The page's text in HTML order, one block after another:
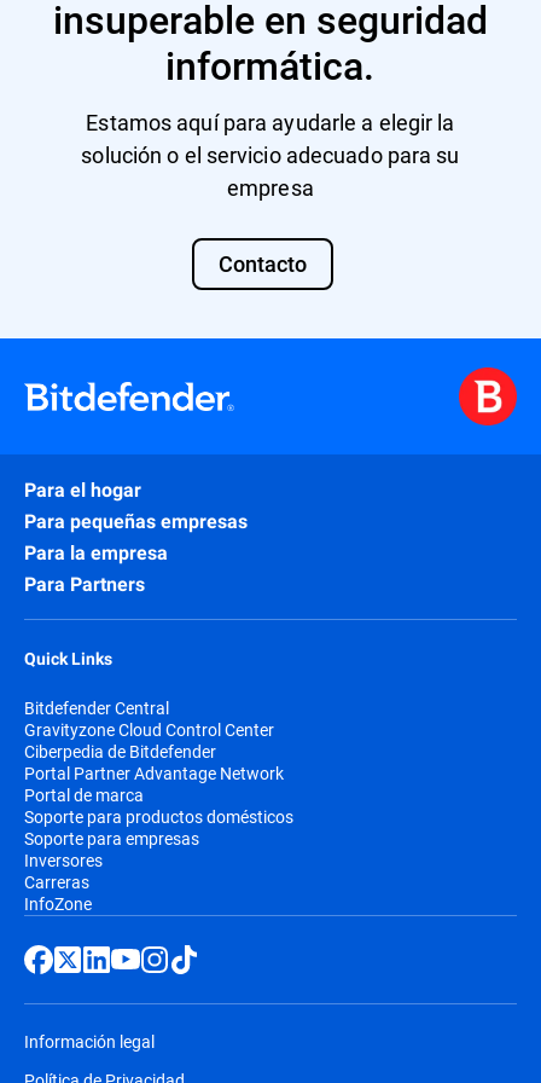
insuperable en seguridad
informática.
Estamos aquí para ayudarle a elegir la
solución o el servicio adecuado para su
empresa
Contacto
Para el hogar
Para pequeñas empresas
Para la empresa
Para Partners
Quick Links
Bitdefender Central
Gravityzone Cloud Control Center
Ciberpedia de Bitdefender
Portal Partner Advantage Network
Portal de marca
Soporte para productos domésticos
Soporte para empresas
Inversores
Carreras
InfoZone
Información legal